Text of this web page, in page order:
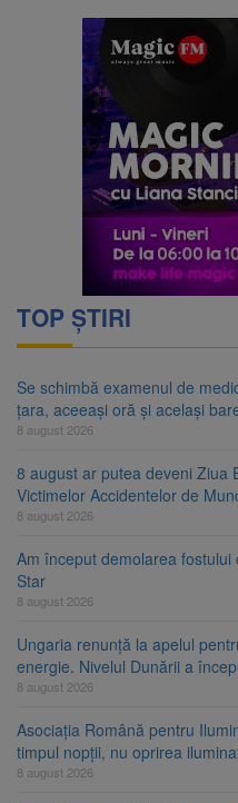
TOP ȘTIRI
Se schimbă examenul de
țara, aceeași oră și același
8 august 2026
8 august ar putea deveni Ziua
Victimelor Accidentelor de
8 august 2026
Am început demolarea
Star
8 august 2026
Ungaria renunță la apelul
energie. Nivelul Dunării a
8 august 2026
Asociația Română pentru
timpul nopții, nu oprirea
8 august 2026